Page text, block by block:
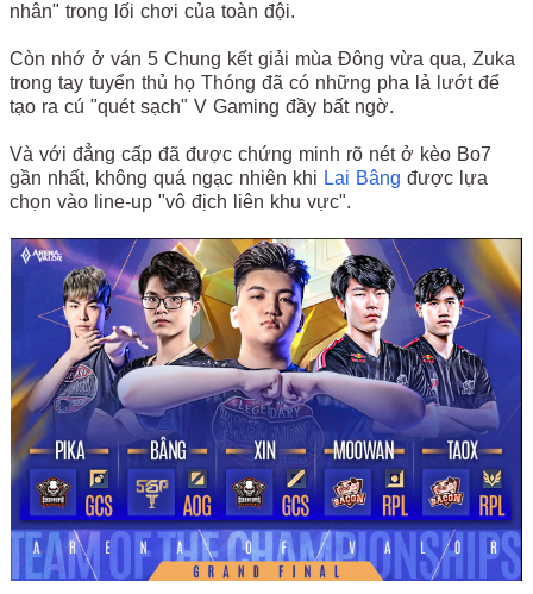
nhân" trong lối chơi của toàn đội.
Còn nhớ ở ván 5 Chung kết giải mùa Đông vừa qua, Zuka
trong tay tuyển thủ họ Thóng đã có những pha lả lướt để
tạo ra cú "quét sạch" V Gaming đầy bất ngờ.
Và với đẳng cấp đã được chứng minh rõ nét ở kèo Bo7
gần nhất, không quá ngạc nhiên khi Lai Bâng được lựa
chọn vào line-up "vô địch liên khu vực".